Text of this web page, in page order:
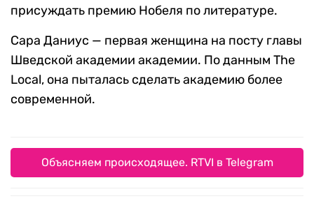
присуждать премию Нобеля по литературе.
Сара Даниус — первая женщина на посту главы
Шведской академии академии. По данным The
Local, она пыталась сделать академию более
современной.
Объясняем происходящее. RTVI в Telegram